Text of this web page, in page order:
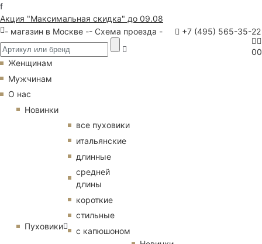
f
Акция "Максимальная скидка" до 09.08
- магазин в Москве -- Схема проезда - +7 (495) 565-35-22
00
Женщинам
Мужчинам
О нас
Новинки
Пуховики
все пуховики
итальянские
длинные
средней
длины
короткие
стильные
с капюшоном